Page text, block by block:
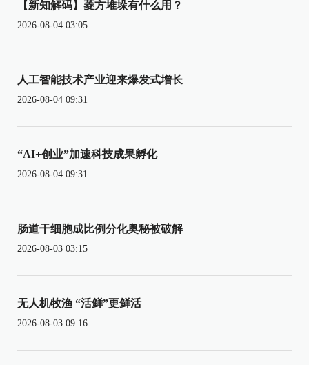
【新知解码】菱方堆垛有什么用？
2026-08-04 03:05
人工智能技术产业迎来爆发式增长
2026-08-04 09:31
“AI+创业”加速科技成果孵化
2026-08-04 09:31
肠道干细胞成比例分化奥秘被破解
2026-08-03 03:15
无人机牧渔 “活鲜”更鲜活
2026-08-03 09:16